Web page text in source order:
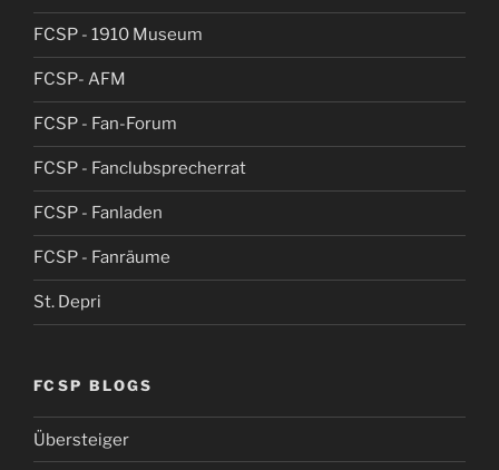
FCSP - 1910 Museum
FCSP- AFM
FCSP - Fan-Forum
FCSP - Fanclubsprecherrat
FCSP - Fanladen
FCSP - Fanräume
St. Depri
FCSP BLOGS
Übersteiger